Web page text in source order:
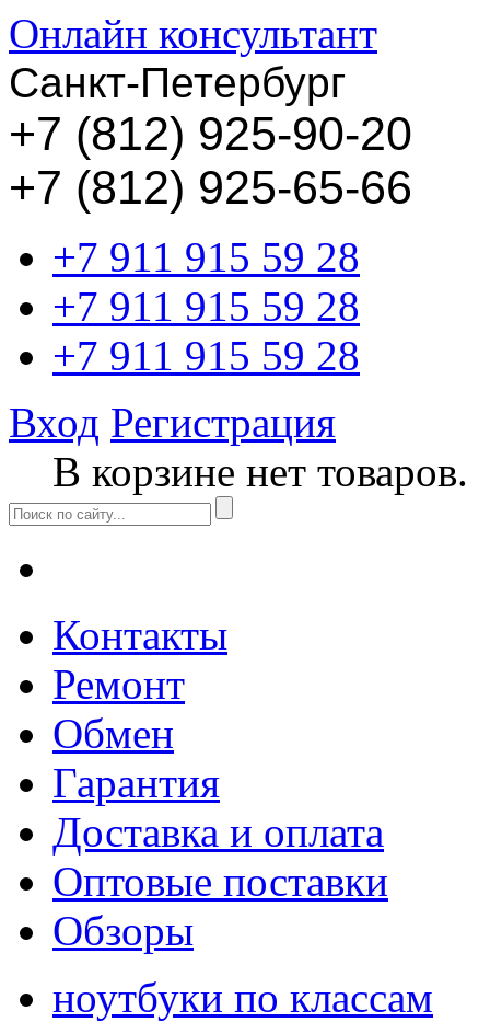
Онлайн консультант
Санкт-Петербург
+7 (812) 925-90-20
+7 (812) 925-65-66
+7 911 915 59 28
+7 911 915 59 28
+7 911 915 59 28
Вход Регистрация
В корзине нет товаров.
Контакты
Ремонт
Обмен
Гарантия
Доставка и оплата
Оптовые поставки
Обзоры
ноутбуки по классам